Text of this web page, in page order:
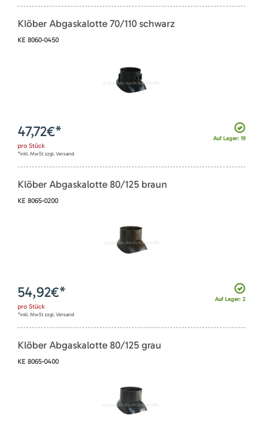
Klöber Abgaskalotte 70/110 schwarz
KE 8060-0450
Auf Lager: 19
47,72€*
pro Stück
*inkl. MwSt zzgl. Versand
Klöber Abgaskalotte 80/125 braun
KE 8065-0200
Auf Lager: 2
54,92€*
pro Stück
*inkl. MwSt zzgl. Versand
Klöber Abgaskalotte 80/125 grau
KE 8065-0400